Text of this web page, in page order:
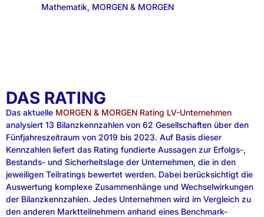
Mathematik, MORGEN & MORGEN
DAS RATING
Das aktuelle MORGEN & MORGEN Rating LV-Unternehmen
analysiert 13 Bilanzkennzahlen von 62 Gesellschaften über den
Fünfjahreszeitraum von 2019 bis 2023. Auf Basis dieser
Kennzahlen liefert das Rating fundierte Aussagen zur Erfolgs-,
Bestands- und Sicherheitslage der Unternehmen, die in den
jeweiligen Teilratings bewertet werden. Dabei berücksichtigt die
Auswertung komplexe Zusammenhänge und Wechselwirkungen
der Bilanzkennzahlen. Jedes Unternehmen wird im Vergleich zu
den anderen Marktteilnehmern anhand eines Benchmark-